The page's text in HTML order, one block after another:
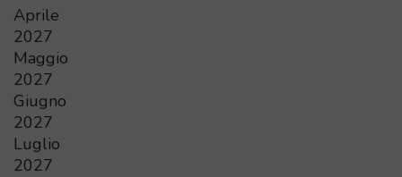
Aprile
2027
Maggio
2027
Giugno
2027
Luglio
2027